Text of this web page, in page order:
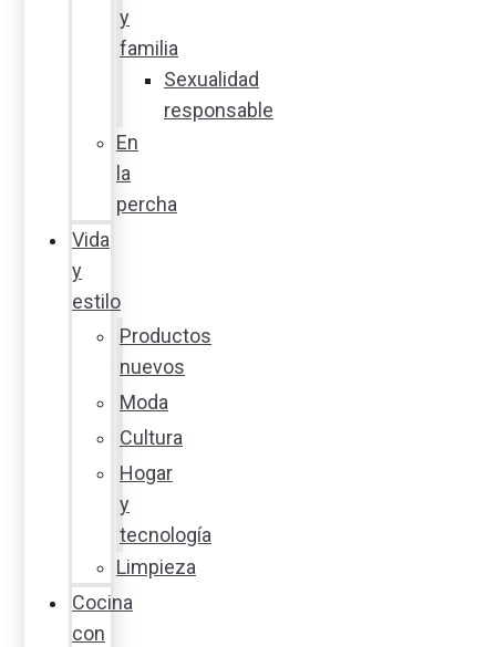
y
familia
Sexualidad
responsable
En
la
percha
Vida
y
estilo
Productos
nuevos
Moda
Cultura
Hogar
y
tecnología
Limpieza
Cocina
con